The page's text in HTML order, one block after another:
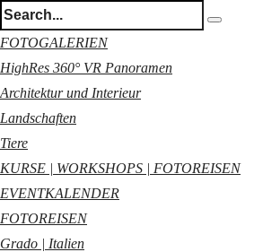
FOTOGALERIEN
HighRes 360° VR Panoramen
Architektur und Interieur
Landschaften
Tiere
KURSE | WORKSHOPS | FOTOREISEN
EVENTKALENDER
FOTOREISEN
Grado | Italien